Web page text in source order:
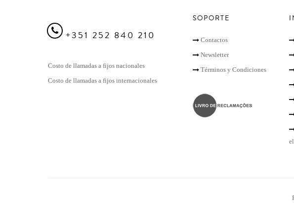
+351 252 840 210
Costo de llamadas a fijos nacionales
Costo de llamadas a fijos internacionales
SOPORTE
Contactos
Newsletter
Términos y Condiciones